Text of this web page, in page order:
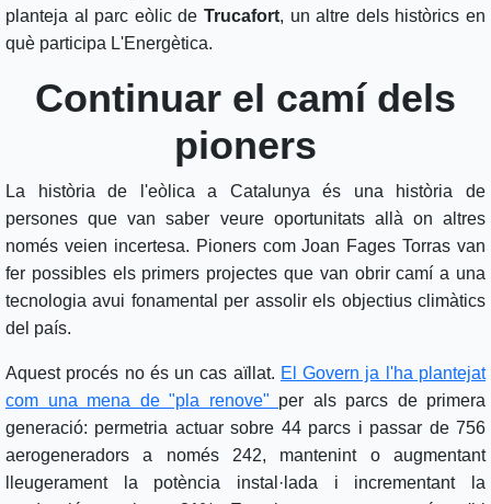
planteja al parc eòlic de Trucafort, un altre dels històrics en
què participa L'Energètica.
Continuar el camí dels
pioners
La història de l'eòlica a Catalunya és una història de
persones que van saber veure oportunitats allà on altres
només veien incertesa. Pioners com Joan Fages Torras van
fer possibles els primers projectes que van obrir camí a una
tecnologia avui fonamental per assolir els objectius climàtics
del país.
Aquest procés no és un cas aïllat. El Govern ja l'ha plantejat
com una mena de "pla renove" per als parcs de primera
generació: permetria actuar sobre 44 parcs i passar de 756
aerogeneradors a només 242, mantenint o augmentant
lleugerament la potència instal·lada i incrementant la